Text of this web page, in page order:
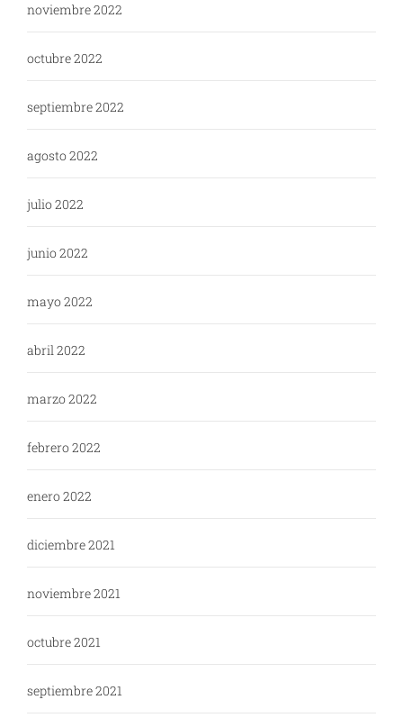
noviembre 2022
octubre 2022
septiembre 2022
agosto 2022
julio 2022
junio 2022
mayo 2022
abril 2022
marzo 2022
febrero 2022
enero 2022
diciembre 2021
noviembre 2021
octubre 2021
septiembre 2021